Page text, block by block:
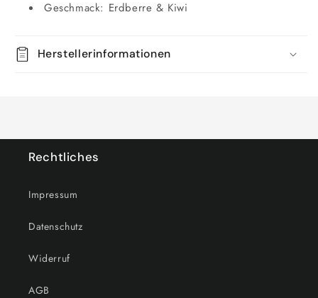
Geschmack: Erdberre & Kiwi
Herstellerinformationen
Rechtliches
Impressum
Datenschutz
Widerruf
AGB